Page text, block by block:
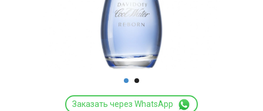
Заказать через WhatsApp